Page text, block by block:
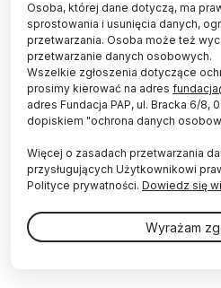
Tymczasem jest on
wykorzystać. Krótkotrwała
mobilizuje organizm do
fizycznej, jak i umysłowej -
Joanna Gutral z
zwane stresorami, który
niekomfortowych dla nas
powodować reakcje
przyspieszone bicie serca,
wysoki poziom cukru oraz
psychologiczne m.in. lęk,
Osoba, której dane dotyczą, ma
sprostowania i usunięcia danych,
przetwarzania. Osoba może też
przetwarzanie danych osobowych.
Wszelkie zgłoszenia dotyczące
prosimy kierować na adres
adres Fundacja PAP, ul. Bracka 6/8,
dopiskiem "ochrona danych
Więcej o zasadach przetwarzania
przysługujących Użytkownikowi
Polityce prywatności. Dowiedz się
Wyrażam